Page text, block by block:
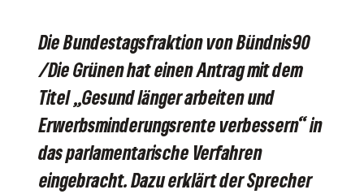
Die Bundestagsfraktion von Bündnis90
/Die Grünen hat einen Antrag mit dem
Titel „Gesund länger arbeiten und
Erwerbsminderungsrente verbessern“ in
das parlamentarische Verfahren
eingebracht. Dazu erklärt der Sprecher